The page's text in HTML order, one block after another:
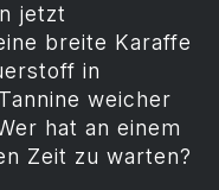
jetzt
breite Karaffe
in
weicher
hat an einem
Zeit zu warten?